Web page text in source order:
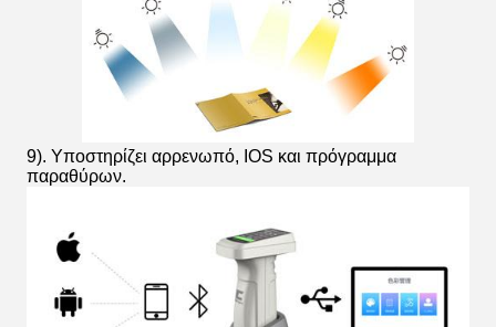
9). Υποστηρίζει αρρενωπό, IOS και πρόγραμμα
παραθύρων.